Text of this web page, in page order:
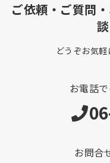
ご依頼・ご質問
どうぞお気軽
お電話
お問合